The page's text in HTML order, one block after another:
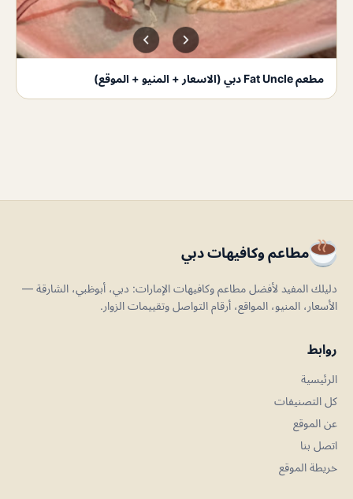
مطعم Fat Uncle دبي (الاسعار + المنيو + الموقع)
مطاعم وكافيهات دبي
دليلك المفيد لأفضل مطاعم وكافيهات الإمارات: دبي، أبوظبي، الشارقة —
الأسعار، المنيو، المواقع، أرقام التواصل وتقييمات الزوار.
روابط
الرئيسية
كل التصنيفات
عن الموقع
اتصل بنا
خريطة الموقع